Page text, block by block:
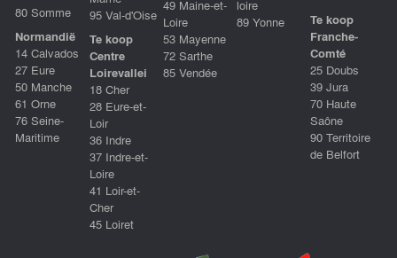
80 Somme
Normandië
14 Calvados
27 Eure
50 Manche
61 Orne
76 Seine-
Maritime
95 Val-d'Oise
Te koop
Centre
Loirevallei
18 Cher
28 Eure-et-
Loir
36 Indre
37 Indre-et-
Loire
41 Loir-et-
Cher
45 Loiret
49 Maine-et-
Loire
53 Mayenne
72 Sarthe
85 Vendée
loire
89 Yonne
Te koop
Franche-
Comté
25 Doubs
39 Jura
70 Haute
Saône
90 Territoire
de Belfort